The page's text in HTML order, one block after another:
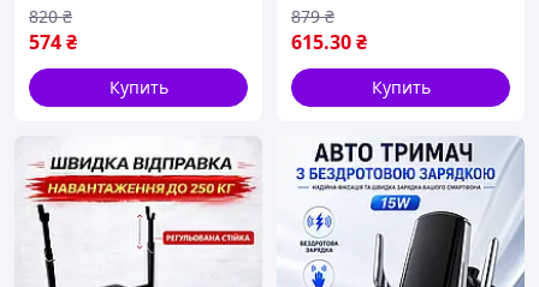
574₴
820 ₴
Купить
615.30₴
879 ₴
Купить